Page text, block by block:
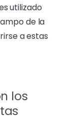
utilizado
de la
a estas
los